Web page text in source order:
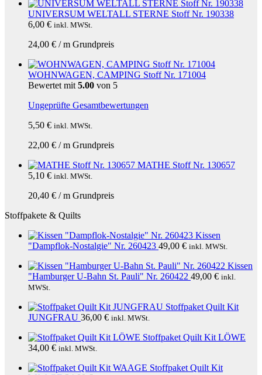
UNIVERSUM WELTALL STERNE Stoff Nr. 190338
6,00 € inkl. MWSt.
24,00 € /m Grundpreis
WOHNWAGEN, CAMPING Stoff Nr. 171004
Bewertet mit 5.00 von 5
Ungeprüfte Gesamtbewertungen
5,50 € inkl. MWSt.
22,00 € /m Grundpreis
MATHE Stoff Nr. 130657
5,10 € inkl. MWSt.
20,40 € /m Grundpreis
Stoffpakete & Quilts
Kissen
"Dampflok-Nostalgie" Nr. 260423 49,00 € inkl. MWSt.
Kissen
"Hamburger U-Bahn St. Pauli" Nr. 260422 49,00 € inkl.
MWSt.
Stoffpaket Quilt Kit
JUNGFRAU 36,00 € inkl. MWSt.
Stoffpaket Quilt Kit LÖWE
34,00 € inkl. MWSt.
Stoffpaket Quilt Kit